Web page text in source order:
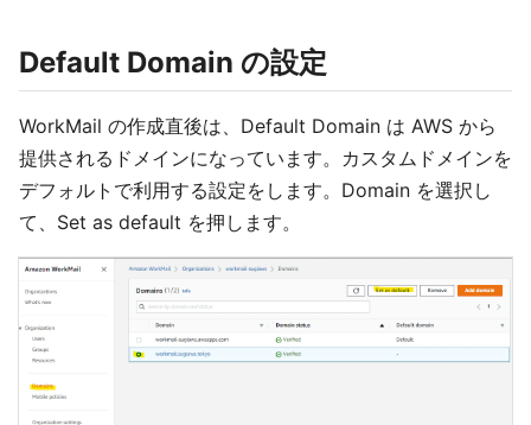
Default Domain の設定
WorkMail の作成直後は、Default Domain は AWS から
提供されるドメインになっています。カスタムドメインを
デフォルトで利用する設定をします。Domain を選択し
て、Set as default を押します。